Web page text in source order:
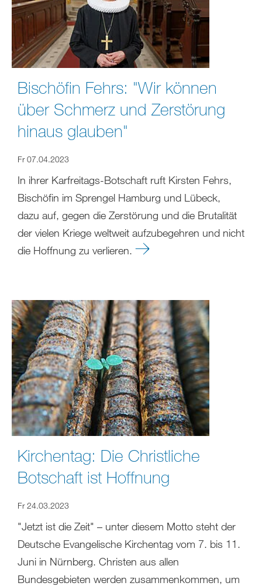
Bischöfin Fehrs: "Wir können
über Schmerz und Zerstörung
hinaus glauben"
Fr 07.04.2023
In ihrer Karfreitags-Botschaft ruft Kirsten Fehrs,
Bischöfin im Sprengel Hamburg und Lübeck,
dazu auf, gegen die Zerstörung und die Brutalität
der vielen Kriege weltweit aufzubegehren und nicht
die Hoffnung zu verlieren.
Kirchentag: Die Christliche
Botschaft ist Hoffnung
Fr 24.03.2023
"Jetzt ist die Zeit" – unter diesem Motto steht der
Deutsche Evangelische Kirchentag vom 7. bis 11.
Juni in Nürnberg. Christen aus allen
Bundesgebieten werden zusammenkommen, um